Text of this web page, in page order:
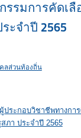
รมการคัดเ
ะจำปี 2565
ลส่วนท้องถิ่น
ประกอบวิชาชีพทางก
ภา ประจำปี 2565